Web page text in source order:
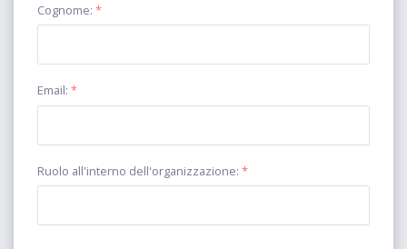
Cognome: *
Email: *
Ruolo all'interno dell'organizzazione: *